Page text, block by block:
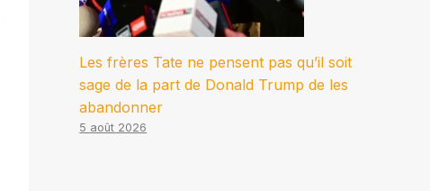
Les frères Tate ne pensent pas qu’il soit
sage de la part de Donald Trump de les
abandonner
5 août 2026